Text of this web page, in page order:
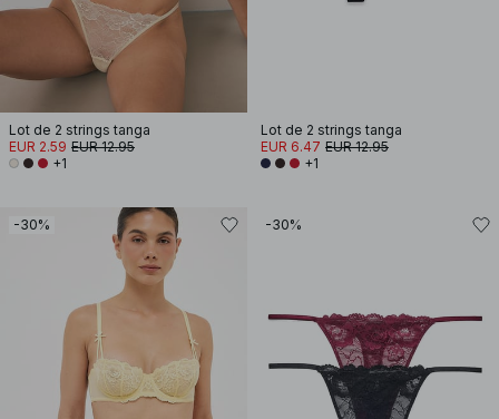
Lot de 2 strings tanga
EUR 2.59 EUR 12.95
+1
Lot de 2 strings tanga
EUR 6.47 EUR 12.95
+1
-30% -30%